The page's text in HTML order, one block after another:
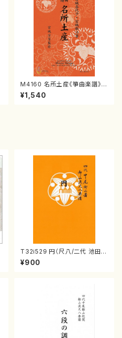
M4160 名所土産《箏曲楽譜》
（箏/宮城喜代子・宮城数江著・
宮城宗家監修/箏曲古典楽譜）
¥1,540
T32i529 円（尺八/二代 池田静
山/楽譜）都山流公刊楽譜曲番:2
238
¥900